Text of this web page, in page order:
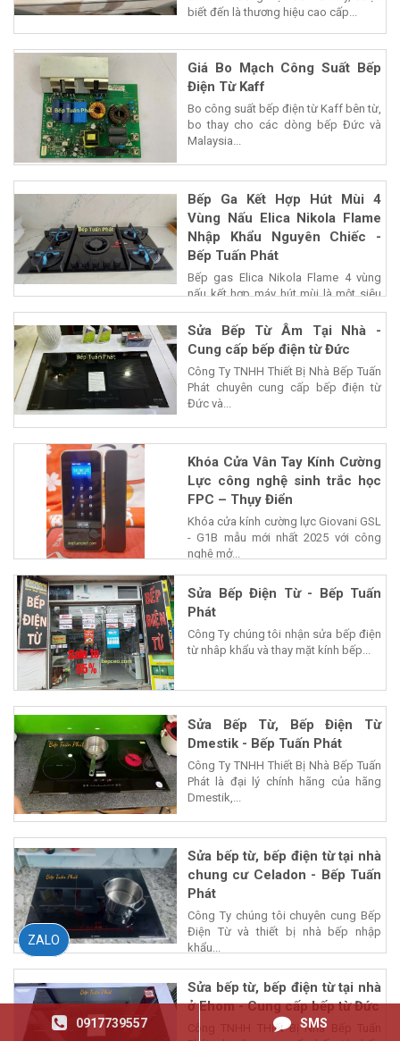
biết đến là thương hiệu cao cấp...
Giá Bo Mạch Công Suất Bếp
Điện Từ Kaff
Bo công suất bếp điện từ Kaff bên từ,
bo thay cho các dòng bếp Đức và
Malaysia...
Bếp Ga Kết Hợp Hút Mùi 4
Vùng Nấu Elica Nikola Flame
Nhập Khẩu Nguyên Chiếc -
Bếp Tuấn Phát
Bếp gas Elica Nikola Flame 4 vùng
nấu kết hợp máy hút mùi là một siêu
phẩm của...
Sửa Bếp Từ Âm Tại Nhà -
Cung cấp bếp điện từ Đức
Công Ty TNHH Thiết Bị Nhà Bếp Tuấn
Phát chuyên cung cấp bếp điện từ
Đức và...
Khóa Cửa Vân Tay Kính Cường
Lực công nghệ sinh trắc học
FPC – Thụy Điển
Khóa cửa kính cường lực Giovani GSL
- G1B mẫu mới nhất 2025 với công
nghệ mở...
Sửa Bếp Điện Từ - Bếp Tuấn
Phát
Công Ty chúng tôi nhận sửa bếp điện
từ nhâp khẩu và thay mặt kính bếp...
Sửa Bếp Từ, Bếp Điện Từ
Dmestik - Bếp Tuấn Phát
Công Ty TNHH Thiết Bị Nhà Bếp Tuấn
Phát là đại lý chính hãng của hãng
Dmestik,...
Sửa bếp từ, bếp điện từ tại nhà
chung cư Celadon - Bếp Tuấn
Phát
Công Ty chúng tôi chuyên cung Bếp
Điện Từ và thiết bị nhà bếp nhập
khẩu...
Sửa bếp từ, bếp điện từ tại nhà
ở Ehom - Cung cấp bếp từ Đức
Công TNHH THiết Bị Nhà Bếp Tuấn
0917739557 SMS
ZALO